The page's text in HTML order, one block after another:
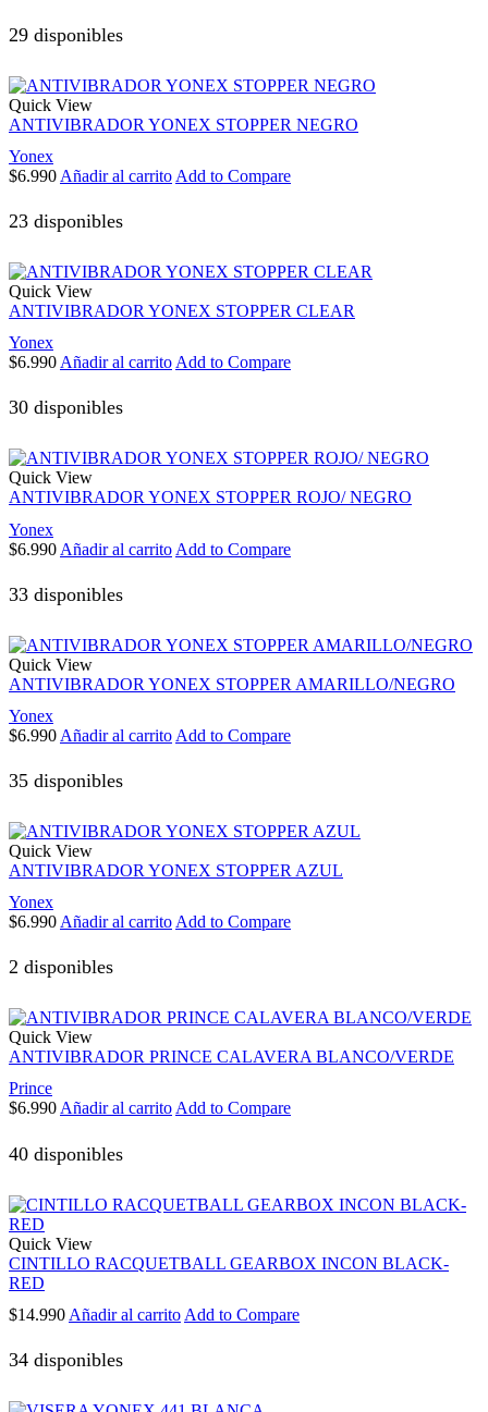
29 disponibles
Quick View
ANTIVIBRADOR YONEX STOPPER NEGRO
Yonex
$6.990 Añadir al carrito Add to Compare
23 disponibles
Quick View
ANTIVIBRADOR YONEX STOPPER CLEAR
Yonex
$6.990 Añadir al carrito Add to Compare
30 disponibles
Quick View
ANTIVIBRADOR YONEX STOPPER ROJO/ NEGRO
Yonex
$6.990 Añadir al carrito Add to Compare
33 disponibles
Quick View
ANTIVIBRADOR YONEX STOPPER AMARILLO/NEGRO
Yonex
$6.990 Añadir al carrito Add to Compare
35 disponibles
Quick View
ANTIVIBRADOR YONEX STOPPER AZUL
Yonex
$6.990 Añadir al carrito Add to Compare
2 disponibles
Quick View
ANTIVIBRADOR PRINCE CALAVERA BLANCO/VERDE
Prince
$6.990Añadir al carritoAdd to Compare
40 disponibles
Quick View
CINTILLO RACQUETBALL GEARBOX INCON BLACK-
RED
$14.990 Añadir al carrito Add to Compare
34 disponibles